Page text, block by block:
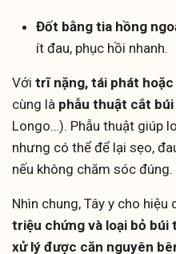
Đốt bằng tia hồng
ít đau, phục hồi nhanh.
Với trĩ nặng, tái phát
cùng là phẫu thuật cắt
Longo…). Phẫu thuật giúp
nhưng có thể để lại sẹo,
nếu không chăm sóc đúng.
Nhìn chung, Tây y cho
triệu chứng và loại bỏ búi
xử lý được căn nguyên